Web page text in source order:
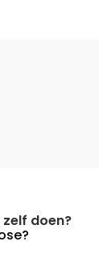
doen?